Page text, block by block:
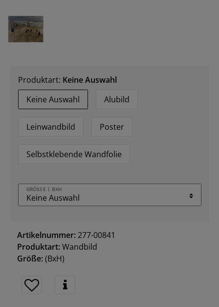
Produktart: Keine Auswahl
Keine Auswahl
Alubild
Leinwandbild Poster
Selbstklebende Wandfolie
GRÖSSE | BXH
Artikelnummer:277-00841
Produktart:Wandbild
Größe:(BxH)